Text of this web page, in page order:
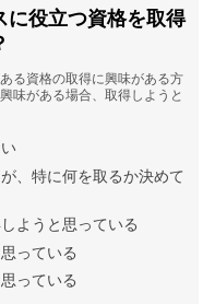
に役立つ資格を取得
る資格の取得に興味がある方
味がある場合、取得しようと
、特に何を取るか決めて
ようと思っている
っている
っている